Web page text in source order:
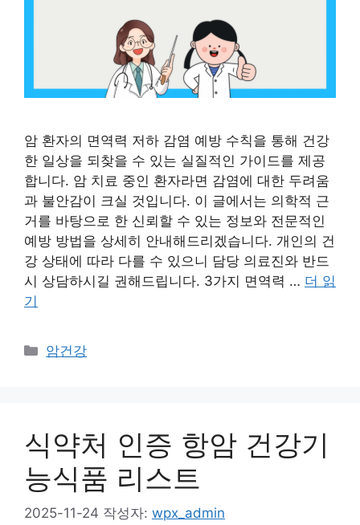
암 환자의 면역력 저하 감염 예방 수칙을 통해 건강
한 일상을 되찾을 수 있는 실질적인 가이드를 제공
합니다. 암 치료 중인 환자라면 감염에 대한 두려움
과 불안감이 크실 것입니다. 이 글에서는 의학적 근
거를 바탕으로 한 신뢰할 수 있는 정보와 전문적인
예방 방법을 상세히 안내해드리겠습니다. 개인의 건
강 상태에 따라 다를 수 있으니 담당 의료진와 반드
시 상담하시길 권해드립니다. 3가지 면역력 … 더 읽
기
카
암건강
식약처 인증 항암 건강기
능식품 리스트
2025-11-24 작성자: wpx_admin